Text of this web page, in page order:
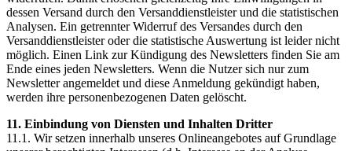
dessen Versand durch den Versanddienstleister und die statistischen
Analysen. Ein getrennter Widerruf des Versandes durch den
Versanddienstleister oder die statistische Auswertung ist leider nicht
möglich. Einen Link zur Kündigung des Newsletters finden Sie am
Ende eines jeden Newsletters. Wenn die Nutzer sich nur zum
Newsletter angemeldet und diese Anmeldung gekündigt haben,
werden ihre personenbezogenen Daten gelöscht.
11. Einbindung von Diensten und Inhalten Dritter
11.1. Wir setzen innerhalb unseres Onlineangebotes auf Grundlage